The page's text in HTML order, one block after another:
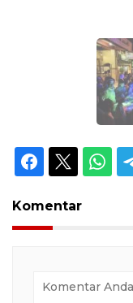
Komentar